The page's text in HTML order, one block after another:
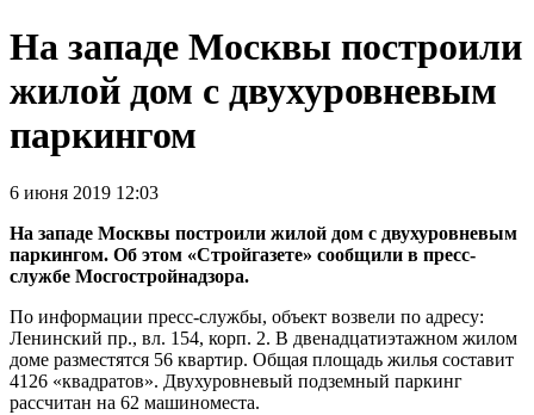
На западе Москвы построили
жилой дом с двухуровневым
паркингом
6 июня 2019 12:03
На западе Москвы построили жилой дом с двухуровневым
паркингом. Об этом «Стройгазете» сообщили в пресс-
службе Мосгостройнадзора.
По информации пресс-службы, объект возвели по адресу:
Ленинский пр., вл. 154, корп. 2. В двенадцатиэтажном жилом
доме разместятся 56 квартир. Общая площадь жилья составит
4126 «квадратов». Двухуровневый подземный паркинг
рассчитан на 62 машиноместа.